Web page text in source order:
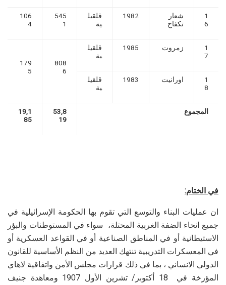
1
6
شعار
تكفاح
1982
قلقيل
ية
545
1
106
4
1
7
زمروت 1985
قلقيل
ية
808
6
179
5
1
8
اورانيت 1983
قلقيل
ية
المجموع
53,8
19
19,1
85
في الختام:
ان عمليات البناء والتوسع التي تقوم بها الحكومة الإسرائيلية في
جميع انحاء الضفة الغربية المحتلة، سواء في المستوطنات والبؤر
الاستيطانية أو في المناطق الصناعية أو في القواعد العسكرية أو
في المعسكرات التدريبية تنتهك العديد من النظم الأساسية للقانون
الدولي الانساني ، بما في ذلك قرارات مجلس الأمن واتفاقية لاهاي
المؤرخة في 18 أكتوبر/ تشرين الأول 1907 ومعاهدة جنيف